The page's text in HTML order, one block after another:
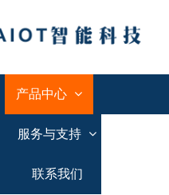
产品中心
服务与支持
联系我们